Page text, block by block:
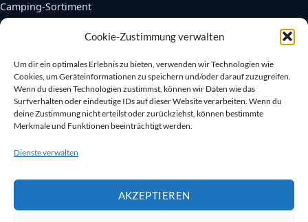
Cookie-Zustimmung verwalten
Um dir ein optimales Erlebnis zu bieten, verwenden wir Technologien wie
Cookies, um Geräteinformationen zu speichern und/oder darauf zuzugreifen.
Wenn du diesen Technologien zustimmst, können wir Daten wie das
Surfverhalten oder eindeutige IDs auf dieser Website verarbeiten. Wenn du
deine Zustimmung nicht erteilst oder zurückziehst, können bestimmte
Merkmale und Funktionen beeinträchtigt werden.
Dienste verwalten
AKZEPTIEREN
Camping-Sortiment
Fendertex Fender
Autarkie & Elektrik
Kühlen & Heizen
Sanitär & Toiletten
Bootszubehör